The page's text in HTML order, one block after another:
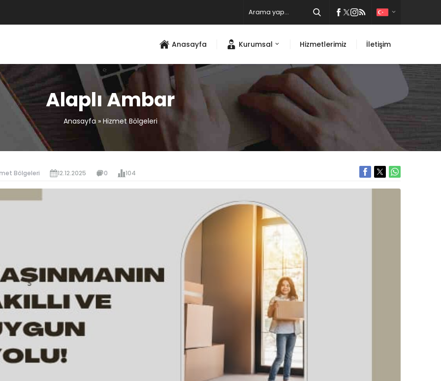
Anasayfa Kurumsal Hizmetlerimiz İletişim
Alaplı Ambar
Anasayfa» Hizmet Bölgeleri
Bölgeleri 12.12.2025 0 104